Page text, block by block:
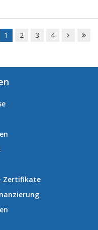
1 2 3 4
Zertifikate